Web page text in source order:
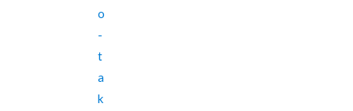
o
-
t
a
k